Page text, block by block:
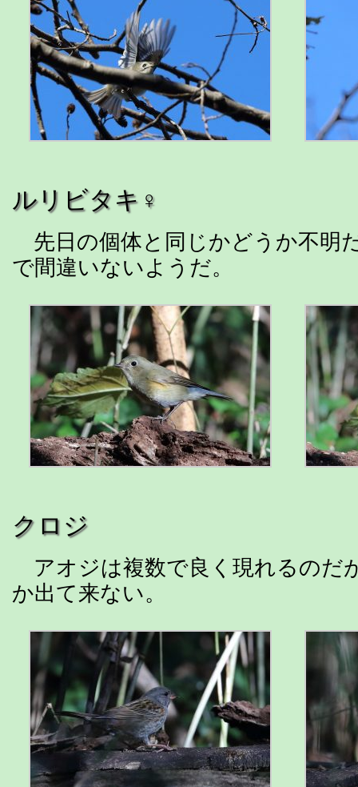
ルリビタキ♀
先日の個体と同じかどうか不明
で間違いないようだ。
クロジ
アオジは複数で良く現れるのだ
か出て来ない。